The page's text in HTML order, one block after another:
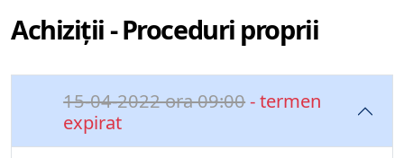
Achiziții - Proceduri proprii
15-04-2022 ora 09:00- termen
expirat